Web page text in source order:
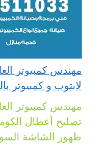
لابتوب و كمبيوتر
مهندس كمبيوتر
تصليح أعطال
ظهور الشاشة